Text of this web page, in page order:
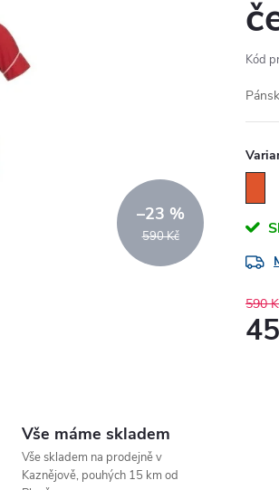
590 Kč
–23 %
Kód
590
Vše máme skladem
Vše skladem na prodejně v
Kaznějově, pouhých 15 km od